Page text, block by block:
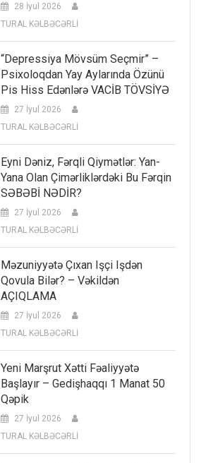
28 İyul 2026
TURAL KƏLBƏCƏRLİ
“Depressiya Mövsüm Seçmir” –
Psixoloqdan Yay Aylarında Özünü
Pis Hiss Edənlərə VACİB TÖVSİYƏ
27 İyul 2026
TURAL KƏLBƏCƏRLİ
Eyni Dəniz, Fərqli Qiymətlər: Yan-
Yana Olan Çimərliklərdəki Bu Fərqin
SƏBƏBİ NƏDİR?
27 İyul 2026
TURAL KƏLBƏCƏRLİ
Məzuniyyətə Çıxan Işçi Işdən
Qovula Bilər? – Vəkildən
AÇIQLAMA
27 İyul 2026
TURAL KƏLBƏCƏRLİ
Yeni Marşrut Xətti Fəaliyyətə
Başlayır – Gedişhaqqı 1 Manat 50
Qəpik
27 İyul 2026
TURAL KƏLBƏCƏRLİ